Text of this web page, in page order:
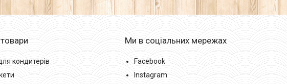
кондитерів
Ми в соціальних мережах
Facebook
Instagram